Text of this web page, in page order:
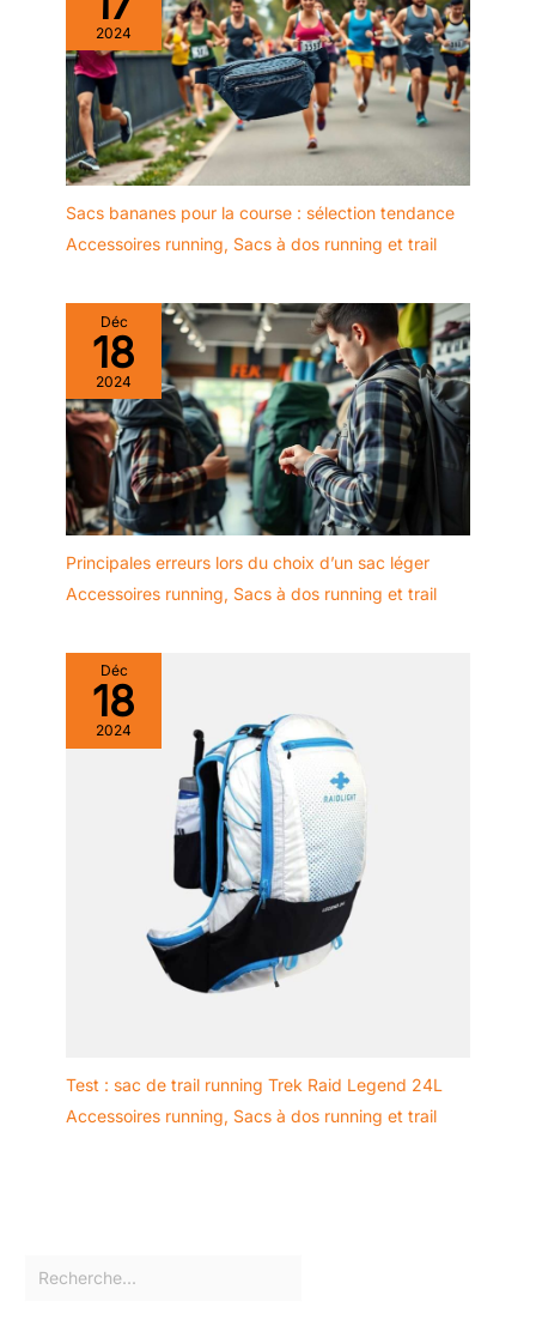
collègues, cet ensemble de lampes frontales est un choix
pratique et charmant pour toute occasion
2024
Sacs bananes pour la course : sélection tendance
Accessoires running, Sacs à dos running et trail
Déc
18
2024
Principales erreurs lors du choix d’un sac léger
Accessoires running, Sacs à dos running et trail
Déc
18
2024
Test : sac de trail running Trek Raid Legend 24L
Accessoires running, Sacs à dos running et trail